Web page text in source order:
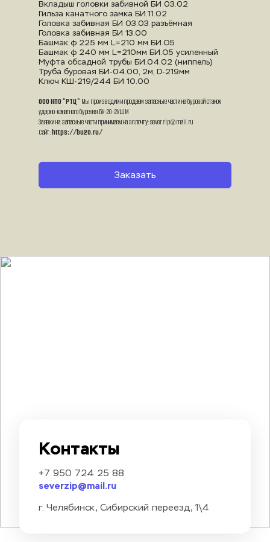
Вкладыш головки забивной БИ 03.02
Гильза канатного замка БИ.11.02
Головка забивная БИ 03.03 разъёмная
Головка забивная БИ 13.00
Башмак ф 225 мм L=210 мм БИ.О5
Башмак ф 240 мм L=210мм БИ.О5 усиленный
Муфта обсадной трубы БИ.04.02 (ниппель)
Труба буровая БИ-04.00, 2м, D-219мм
Ключ КШ-219/244 БИ 10.00
ООО НПО "РТЦ" Мы производим и продаем запасные части на буровой станок
ударно-канатного бурения БУ-20-2УШМ
Заявки на запасные части принимаем на эл.почту: severzip@mail.ru
Сайт: https://bu20.ru/
Заказать
Контакты
+7 950 724 25 88
severzip@mail.ru
г. Челябинск, Сибирский переезд, 1\4